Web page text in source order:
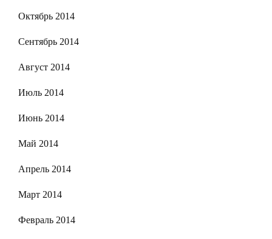
Октябрь 2014
Сентябрь 2014
Август 2014
Июль 2014
Июнь 2014
Май 2014
Апрель 2014
Март 2014
Февраль 2014